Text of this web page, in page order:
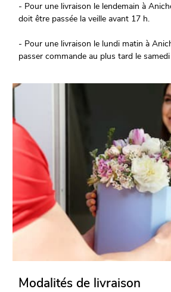
- Pour une livraison le lendemain à
doit être passée la veille avant 17 h.
- Pour une livraison le lundi matin à
passer commande au plus tard le
Modalités de livraison